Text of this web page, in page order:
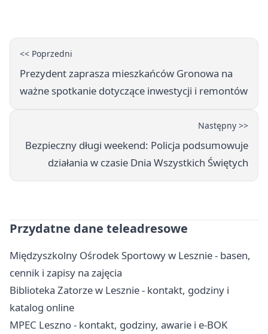
<< Poprzedni
Prezydent zaprasza mieszkańców Gronowa na
ważne spotkanie dotyczące inwestycji i remontów
Następny >>
Bezpieczny długi weekend: Policja podsumowuje
działania w czasie Dnia Wszystkich Świętych
Przydatne dane teleadresowe
Międzyszkolny Ośrodek Sportowy w Lesznie - basen,
cennik i zapisy na zajęcia
Biblioteka Zatorze w Lesznie - kontakt, godziny i
katalog online
MPEC Leszno - kontakt, godziny, awarie i e-BOK